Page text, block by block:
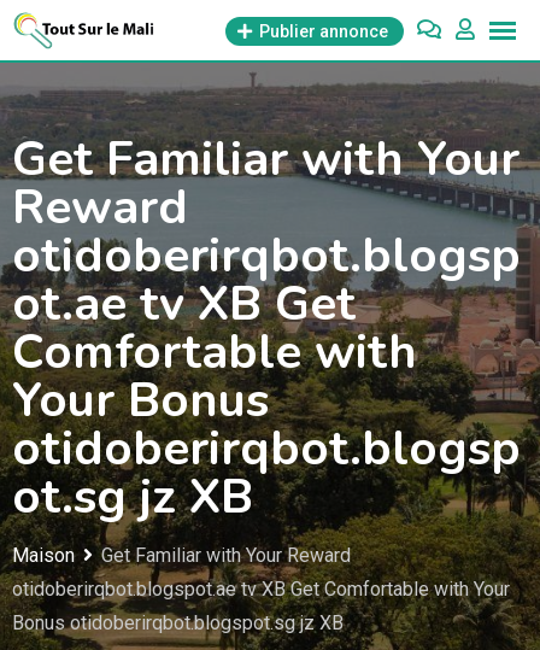
Aller
Publier annonce
Get Familiar with Your
Reward
otidoberirqbot.blogsp
ot.ae tv XB Get
Comfortable with
Your Bonus
otidoberirqbot.blogsp
ot.sg jz XB
Maison
Get Familiar with Your Reward
otidoberirqbot.blogspot.ae tv XB Get Comfortable with Your
Bonus otidoberirqbot.blogspot.sg jz XB